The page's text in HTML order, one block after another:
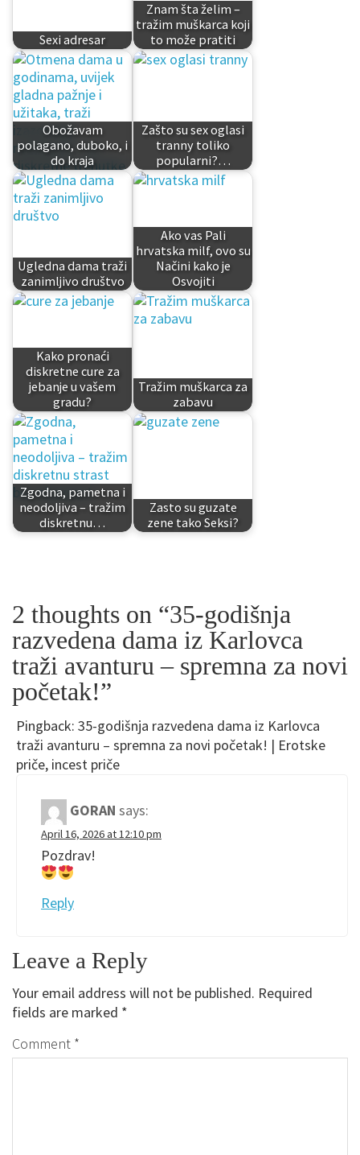
Sexi adresar
Znam šta želim –
tražim muškarca koji
to može pratiti
Obožavam
polagano, duboko, i
do kraja
Zašto su sex oglasi
tranny toliko
popularni?…
Ugledna dama traži
zanimljivo društvo
Ako vas Pali
hrvatska milf, ovo su
Načini kako je
Osvojiti
Kako pronaći
diskretne cure za
jebanje u vašem
gradu?
Tražim muškarca za
zabavu
Zgodna, pametna i
neodoljiva – tražim
diskretnu…
Zasto su guzate
zene tako Seksi?
2 thoughts on “35-godišnja
razvedena dama iz Karlovca
traži avanturu – spremna za novi
početak!”
Pingback: 35-godišnja razvedena dama iz Karlovca
traži avanturu – spremna za novi početak! | Erotske
priče, incest priče
GORAN says:
April 16, 2026 at 12:10 pm
Pozdrav!
Reply
Leave a Reply
Your email address will not be published. Required
fields are marked *
Comment *